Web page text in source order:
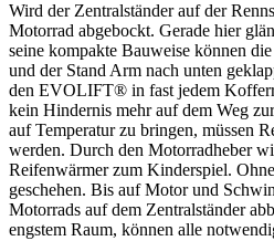
Wird der Zentralständer auf der
Motorrad abgebockt. Gerade hier
seine kompakte Bauweise können
und der Stand Arm nach unten
den EVOLIFT® in fast jedem
kein Hindernis mehr auf dem Weg
auf Temperatur zu bringen, müssen
werden. Durch den Motorradheber
Reifenwärmer zum Kinderspiel.
geschehen. Bis auf Motor und
Motorrads auf dem Zentralständer
engstem Raum, können alle